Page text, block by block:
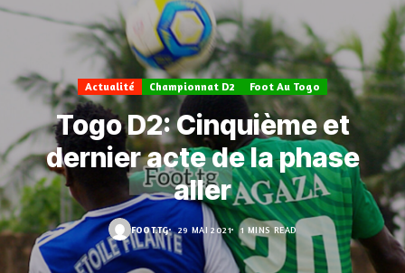
Actualité Championnat D2 Foot Au Togo
Togo D2: Cinquième et
dernier acte de la phase
aller
FOOT.TG 29 MAI 2021 1 MINS READ